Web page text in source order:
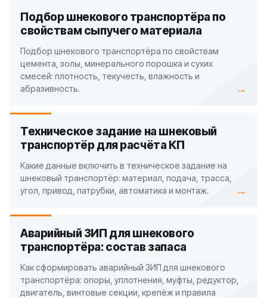
Подбор шнекового транспортёра по
свойствам сыпучего материала
Подбор шнекового транспортёра по свойствам
цемента, золы, минерального порошка и сухих
смесей: плотность, текучесть, влажность и
абразивность.
→
Техническое задание на шнековый
транспортёр для расчёта КП
Какие данные включить в техническое задание на
шнековый транспортёр: материал, подача, трасса,
угол, привод, патрубки, автоматика и монтаж.
→
Аварийный ЗИП для шнекового
транспортёра: состав запаса
Как сформировать аварийный ЗИП для шнекового
транспортёра: опоры, уплотнения, муфты, редуктор,
двигатель, винтовые секции, крепёж и правила